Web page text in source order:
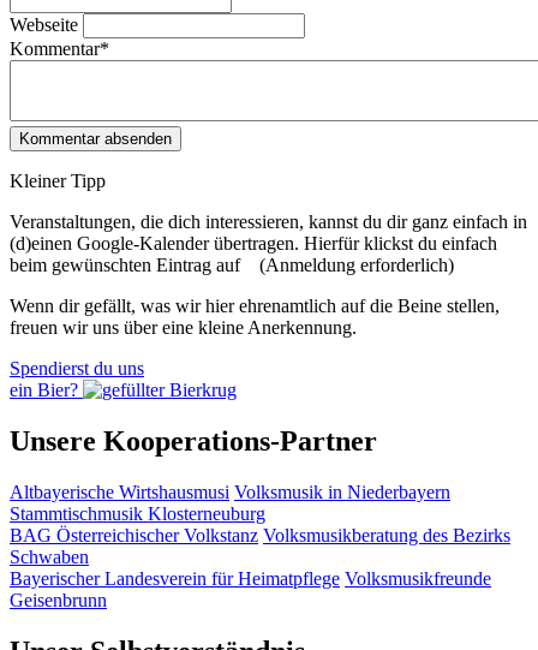
Webseite
Kommentar*
Kleiner Tipp
Veranstaltungen, die dich interessieren, kannst du dir ganz einfach in
(d)einen Google-Kalender übertragen. Hierfür klickst du einfach
beim gewünschten Eintrag auf
(Anmeldung erforderlich)
Wenn dir gefällt, was wir hier ehrenamtlich auf die Beine stellen,
freuen wir uns über eine kleine Anerkennung.
Spendierst du uns
ein Bier?
Unsere Kooperations-Partner
Altbayerische Wirtshausmusi Volksmusik in Niederbayern
Stammtischmusik Klosterneuburg
BAG Österreichischer Volkstanz Volksmusikberatung des Bezirks
Schwaben
Bayerischer Landesverein für Heimatpflege Volksmusikfreunde
Geisenbrunn